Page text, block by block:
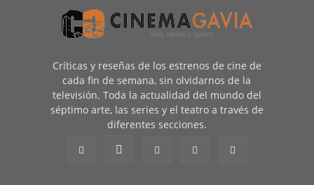
Críticas y reseñas de los estrenos de cine de
cada fin de semana, sin olvidarnos de la
televisión. Toda la actualidad del mundo del
séptimo arte, las series y el teatro a través de
diferentes secciones.